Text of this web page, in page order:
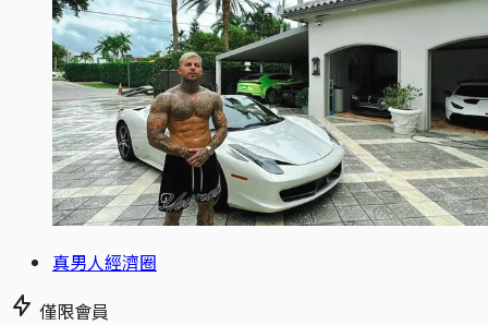
真男人經濟圈
僅限會員